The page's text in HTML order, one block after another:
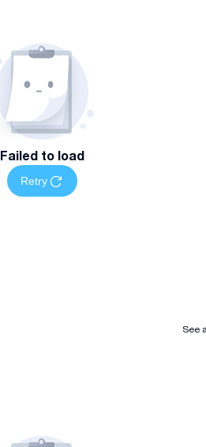
Failed to load
Retry
See